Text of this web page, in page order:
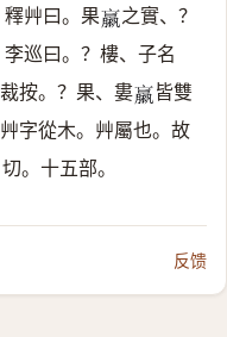
艸曰。果𧝹 之實、？
巡曰。？樓、子名
按。？果、婁𧝹 皆雙
字從木。艸屬也。故
。十五部。
反馈